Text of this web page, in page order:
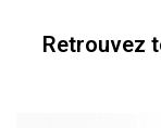
Retrouvez